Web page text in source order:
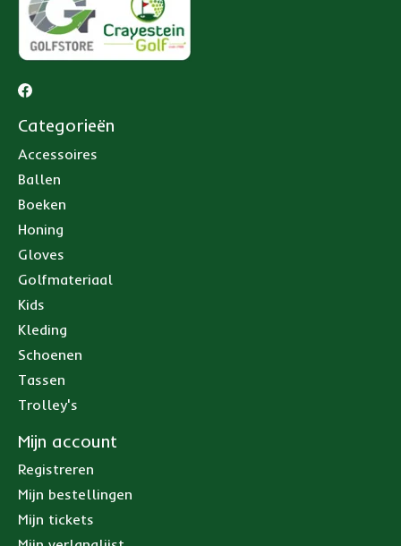
Categorieën
Accessoires
Ballen
Boeken
Honing
Gloves
Golfmateriaal
Kids
Kleding
Schoenen
Tassen
Trolley's
Mijn account
Registreren
Mijn bestellingen
Mijn tickets